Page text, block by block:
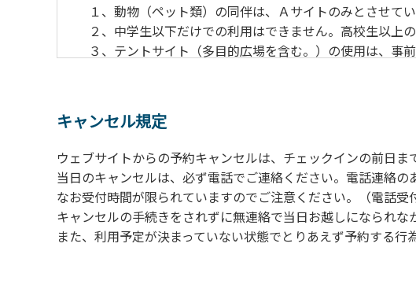
１、動物（ペット類）の同伴は、Ａサイトのみとさせて
２、中学生以下だけでの利用はできません。高校生以上
３、テントサイト（多目的広場を含む。）の使用は、事
４、車両は、荷物の積み下ろし時以外は、駐車場にとめて
５、チェックアウトは、午前10時まで（日帰り使用の場
手続きを行ってください。
６、ゴミは分別されたもののみ回収します。午前8時30
にチェックアウトする方は、お持ち帰りをお願いします。
【禁止事項】
カラオケ、発電機、地面での直火による焚き火、キャ
キャンセル規定
ウェブサイトからの予約キャンセルは、チェックインの前日ま
当日のキャンセルは、必ず電話でご連絡ください。電話連絡の
なお受付時間が限られていますのでご注意ください。（電話受
キャンセルの手続きをされずに無連絡で当日お越しになられ
また、利用予定が決まっていない状態でとりあえず予約する